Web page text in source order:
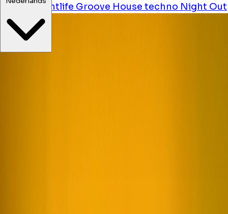
DanceNightlife Groove House techno Night Out